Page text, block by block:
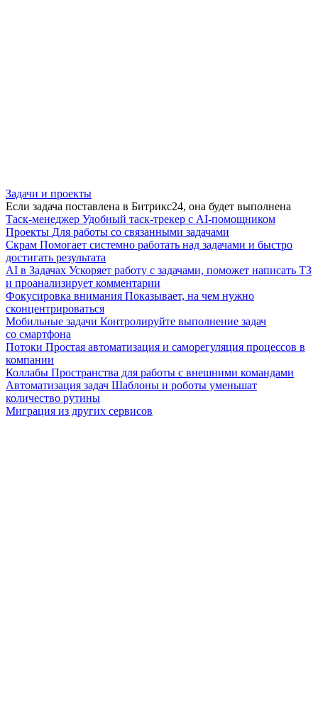
Задачи и проекты
Если задача поставлена в Битрикс24, она будет выполнена
Таск-менеджер Удобный таск-трекер с AI-помощником
Проекты Для работы со связанными задачами
Скрам Помогает системно работать над задачами и быстро
достигать результата
AI в Задачах Ускоряет работу с задачами, поможет написать ТЗ
и проанализирует комментарии
Фокусировка внимания Показывает, на чем нужно
сконцентрироваться
Мобильные задачи Контролируйте выполнение задач
со смартфона
Потоки Простая автоматизация и саморегуляция процессов в
компании
Коллабы Пространства для работы с внешними командами
Автоматизация задач Шаблоны и роботы уменьшат
количество рутины
Миграция из других сервисов